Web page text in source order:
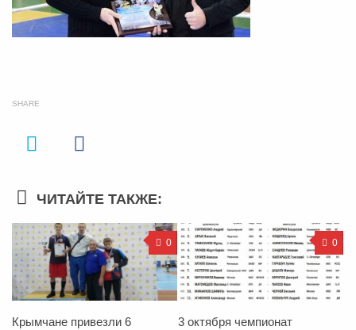
SHARE
ЧИТАЙТЕ ТАКЖЕ:
0
Крымчане привезли 6
0
3 октября чемпионат